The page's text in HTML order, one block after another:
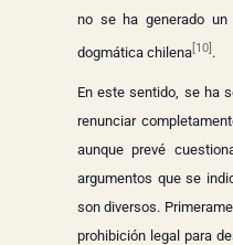
no se ha generado
dogmática chilena[10] .
En este sentido, se ha
renunciar
aunque prevé
argumentos que se
son diversos.
prohibición legal para